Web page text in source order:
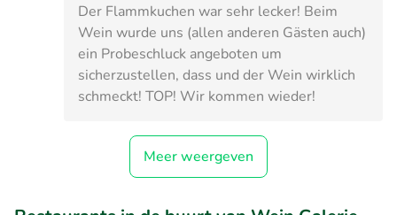
Der Flammkuchen war sehr lecker! Beim
Wein wurde uns (allen anderen Gästen auch)
ein Probeschluck angeboten um
sicherzustellen, dass und der Wein wirklich
schmeckt! TOP! Wir kommen wieder!
Meer weergeven